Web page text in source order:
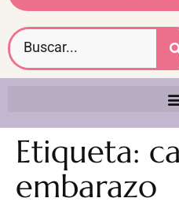
Etiqueta:
embarazo